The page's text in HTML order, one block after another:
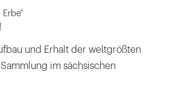
und Erhalt der weltgrößten
im sächsischen